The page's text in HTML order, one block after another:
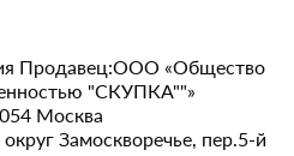
Продавец:ООО «Общество
"СКУПКА""»
Москва
Замоскворечье, пер.5-й